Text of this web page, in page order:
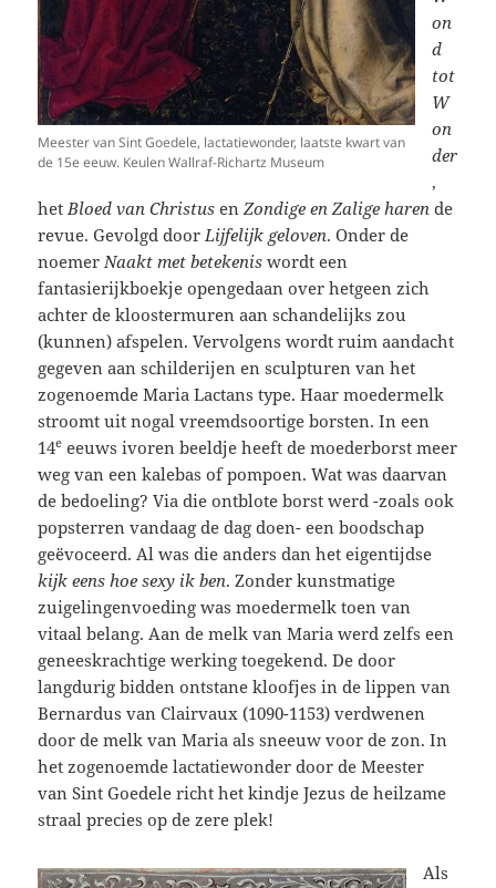
Meester van Sint Goedele, lactatiewonder, laatste kwart van
de 15e eeuw. Keulen Wallraf-Richartz Museum
on
d
tot
W
on
der
,
hetBloed van Christus enZondige en Zalige harende
revue. Gevolgd doorLijfelijk geloven. Onder de
noemerNaakt met betekeniswordt een
fantasierijkboekje opengedaan over hetgeen zich
achter de kloostermuren aan schandelijks zou
(kunnen) afspelen. Vervolgens wordt ruim aandacht
gegeven aan schilderijen en sculpturen van het
zogenoemde Maria Lactans type. Haar moedermelk
stroomt uit nogal vreemdsoortige borsten. In een
14e eeuws ivoren beeldje heeft de moederborst meer
weg van een kalebas of pompoen. Wat was daarvan
de bedoeling? Via die ontblote borst werd -zoals ook
popsterren vandaag de dag doen- een boodschap
geëvoceerd. Al was die anders dan het eigentijdse
kijk eens hoe sexy ik ben. Zonder kunstmatige
zuigelingenvoeding was moedermelk toen van
vitaal belang. Aan de melk van Maria werd zelfs een
geneeskrachtige werking toegekend. De door
langdurig bidden ontstane kloofjes in de lippen van
Bernardus van Clairvaux (1090-1153) verdwenen
door de melk van Maria als sneeuw voor de zon. In
het zogenoemde lactatiewonder door de Meester
van Sint Goedele richt het kindje Jezus de heilzame
straal precies op de zere plek!
Als